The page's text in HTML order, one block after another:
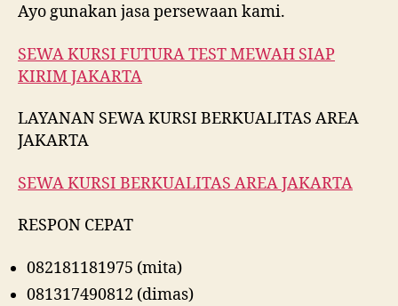
Ayo gunakan jasa persewaan kami.
SEWA KURSI FUTURA TEST MEWAH SIAP
KIRIM JAKARTA
LAYANAN SEWA KURSI BERKUALITAS AREA
JAKARTA
SEWA KURSI BERKUALITAS AREA JAKARTA
RESPON CEPAT
082181181975 (mita)
081317490812 (dimas)